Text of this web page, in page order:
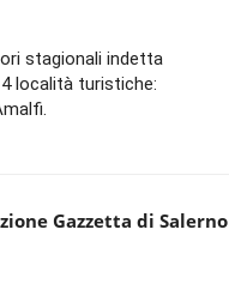
stagionali indetta
località turistiche:
Gazzetta di Salerno